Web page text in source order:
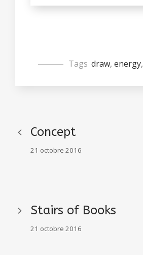
Tags draw, energy,
Concept
21 octobre 2016
Stairs of Books
21 octobre 2016